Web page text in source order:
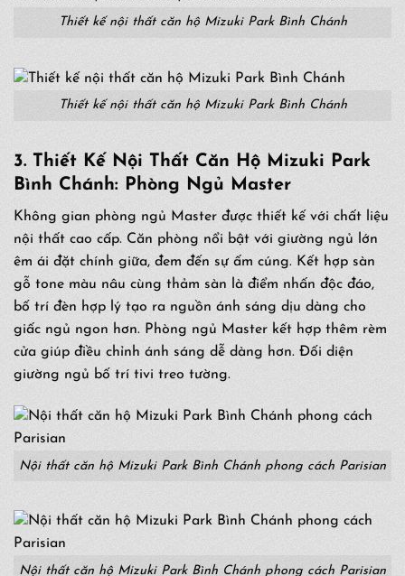
Thiết kế nội thất căn hộ Mizuki Park Bình Chánh
Thiết kế nội thất căn hộ Mizuki Park Bình Chánh
3. Thiết Kế Nội Thất Căn Hộ Mizuki Park
Bình Chánh: Phòng Ngủ Master
Không gian phòng ngủ Master được thiết kế với chất liệu
nội thất cao cấp. Căn phòng nổi bật với giường ngủ lớn
êm ái đặt chính giữa, đem đến sự ấm cúng. Kết hợp sàn
gỗ tone màu nâu cùng thảm sàn là điểm nhấn độc đáo,
bố trí đèn hợp lý tạo ra nguồn ánh sáng dịu dàng cho
giấc ngủ ngon hơn. Phòng ngủ Master kết hợp thêm rèm
cửa giúp điều chỉnh ánh sáng dễ dàng hơn. Đối diện
giường ngủ bố trí tivi treo tường.
Nội thất căn hộ Mizuki Park Bình Chánh phong cách Parisian
Nội thất căn hộ Mizuki Park Bình Chánh phong cách Parisian